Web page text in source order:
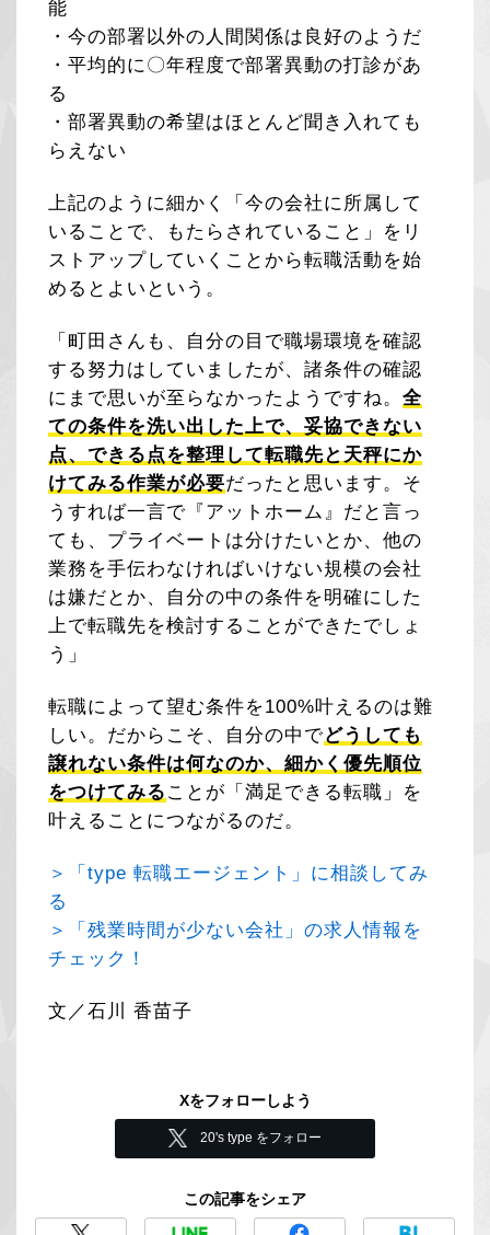
能
・今の部署以外の人間関係は良好のようだ
・平均的に〇年程度で部署異動の打診があ
る
・部署異動の希望はほとんど聞き入れても
らえない
上記のように細かく「今の会社に所属して
いることで、もたらされていること」をリ
ストアップしていくことから転職活動を始
めるとよいという。
「町田さんも、自分の目で職場環境を確認
する努力はしていましたが、諸条件の確認
にまで思いが至らなかったようですね。全
ての条件を洗い出した上で、妥協できない
点、できる点を整理して転職先と天秤にか
けてみる作業が必要だったと思います。そ
うすれば一言で『アットホーム』だと言っ
ても、プライベートは分けたいとか、他の
業務を手伝わなければいけない規模の会社
は嫌だとか、自分の中の条件を明確にした
上で転職先を検討することができたでしょ
う」
転職によって望む条件を100%叶えるのは難
しい。だからこそ、自分の中でどうしても
譲れない条件は何なのか、細かく優先順位
をつけてみる ことが「満足できる転職」を
叶えることにつながるのだ。
＞「type 転職エージェント」に相談してみ
る
＞「残業時間が少ない会社」の求人情報を
チェック！
文／石川 香苗子
Xをフォローしよう
20's type をフォロー
この記事をシェア